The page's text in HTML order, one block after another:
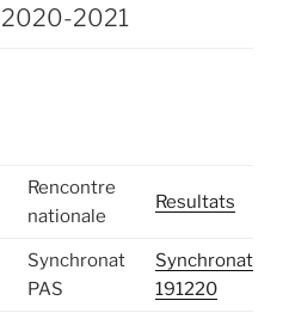
2020-2021
Rencontre
nationale
Resultats
Synchronat
PAS
Synchronat
191220